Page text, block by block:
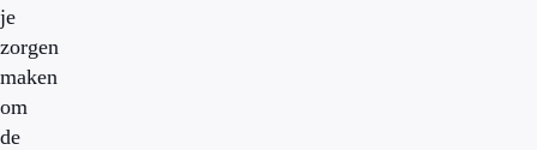
je
zorgen
maken
om
de